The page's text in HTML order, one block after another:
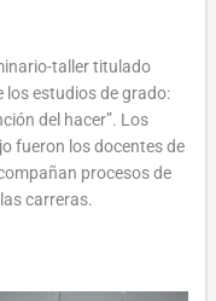
taller titulado
los estudios de grado:
del hacer”. Los
fueron los docentes de
procesos de
carreras.